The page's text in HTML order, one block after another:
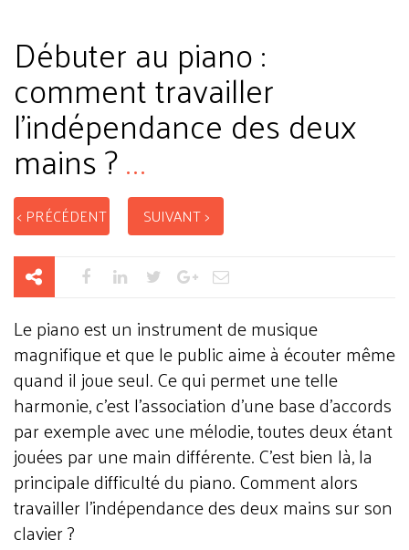
Débuter au piano :
comment travailler
l'indépendance des deux
mains ?...
< PRÉCÉDENT SUIVANT >
Le piano est un instrument de musique
magnifique et que le public aime à écouter même
quand il joue seul. Ce qui permet une telle
harmonie, c’est l’association d’une base d’accords
par exemple avec une mélodie, toutes deux étant
jouées par une main différente. C’est bien là, la
principale difficulté du piano. Comment alors
travailler l’indépendance des deux mains sur son
clavier ?